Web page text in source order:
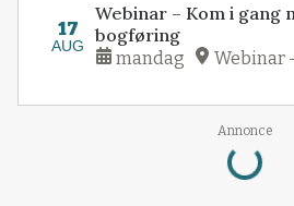
17
AUG
Webinar – Kom i gang
bogføring
mandag Webinar
Annonce
Loading...